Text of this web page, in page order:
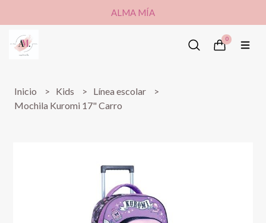
ALMA MÍA
0
Inicio Kids
Línea escolar
Mochila Kuromi 17" Carro